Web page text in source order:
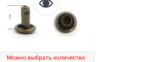
Можно выбрать количество